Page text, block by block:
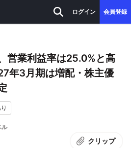
ログイン 会員登録
営業利益率は25.0%と高
年3月期は増配・株主優
ル
クリップ